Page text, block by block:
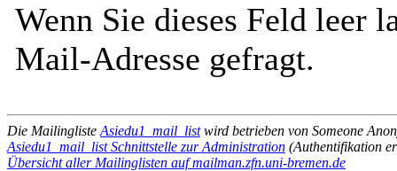
Wenn Sie dieses Feld leer
Mail-Adresse gefragt.
Die Mailingliste Asiedu1_mail_listwird betrieben von Someone
Asiedu1_mail_list Schnittstelle zur Administration (Authentifikation
Übersicht aller Mailinglisten auf mailman.zfn.uni-bremen.de